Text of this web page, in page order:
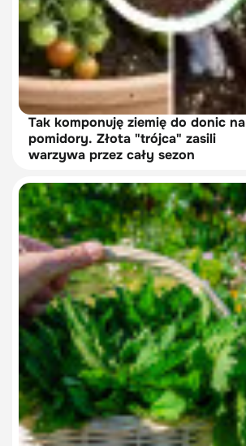
Tak komponuję ziemię do donic na
pomidory. Złota "trójca" zasili
warzywa przez cały sezon